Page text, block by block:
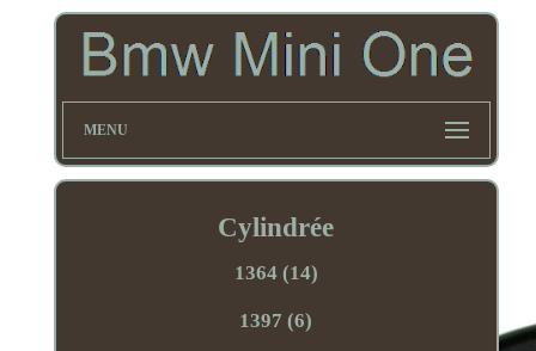
MENU
Cylindrée
1364 (14)
1397 (6)